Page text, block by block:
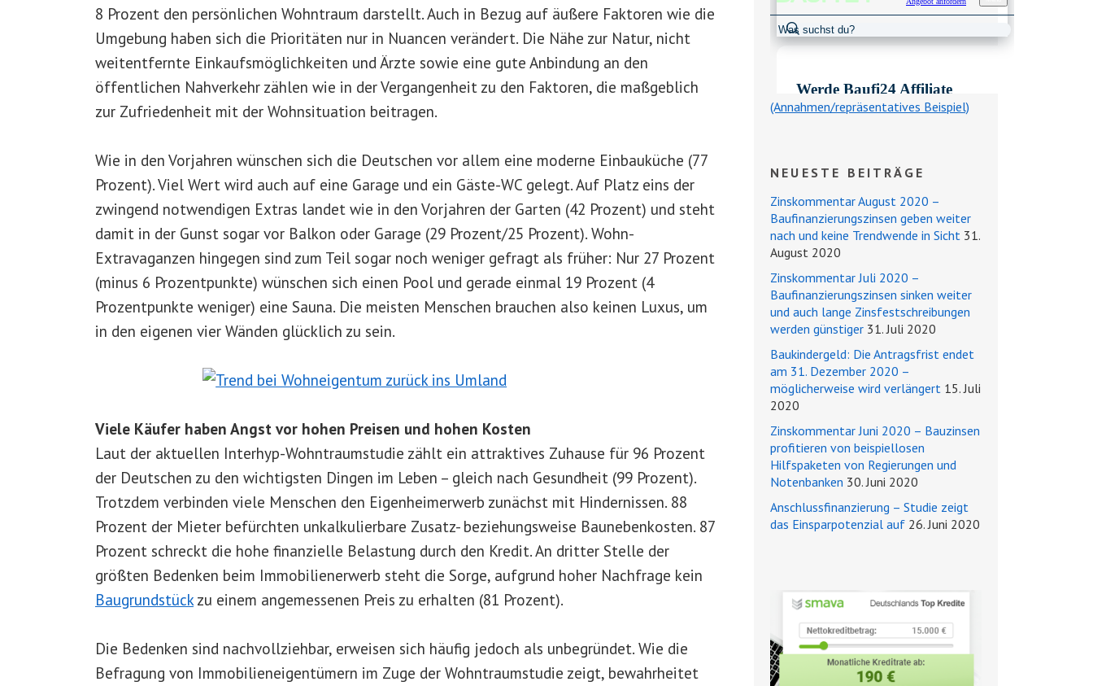
8 Prozent den persönlichen Wohntraum darstellt. Auch in Bezug auf äußere Faktoren wie die
Umgebung haben sich die Prioritäten nur in Nuancen verändert. Die Nähe zur Natur, nicht
weitentfernte Einkaufsmöglichkeiten und Ärzte sowie eine gute Anbindung an den
öffentlichen Nahverkehr zählen wie in der Vergangenheit zu den Faktoren, die maßgeblich
zur Zufriedenheit mit der Wohnsituation beitragen.
Wie in den Vorjahren wünschen sich die Deutschen vor allem eine moderne Einbauküche (77
Prozent). Viel Wert wird auch auf eine Garage und ein Gäste-WC gelegt. Auf Platz eins der
zwingend notwendigen Extras landet wie in den Vorjahren der Garten (42 Prozent) und steht
damit in der Gunst sogar vor Balkon oder Garage (29 Prozent/25 Prozent). Wohn-
Extravaganzen hingegen sind zum Teil sogar noch weniger gefragt als früher: Nur 27 Prozent
(minus 6 Prozentpunkte) wünschen sich einen Pool und gerade einmal 19 Prozent (4
Prozentpunkte weniger) eine Sauna. Die meisten Menschen brauchen also keinen Luxus, um
in den eigenen vier Wänden glücklich zu sein.
Viele Käufer haben Angst vor hohen Preisen und hohen Kosten
Laut der aktuellen Interhyp-Wohntraumstudie zählt ein attraktives Zuhause für 96 Prozent
der Deutschen zu den wichtigsten Dingen im Leben – gleich nach Gesundheit (99 Prozent).
Trotzdem verbinden viele Menschen den Eigenheimerwerb zunächst mit Hindernissen. 88
Prozent der Mieter befürchten unkalkulierbare Zusatz- beziehungsweise Baunebenkosten. 87
Prozent schreckt die hohe finanzielle Belastung durch den Kredit. An dritter Stelle der
größten Bedenken beim Immobilienerwerb steht die Sorge, aufgrund hoher Nachfrage kein
Baugrundstückzu einem angemessenen Preis zu erhalten (81 Prozent).
Die Bedenken sind nachvollziehbar, erweisen sich häufig jedoch als unbegründet. Wie die
Befragung von Immobilieneigentümern im Zuge der Wohntraumstudie zeigt, bewahrheitet
(Annahmen/repräsentatives Beispiel)
NEUESTE BEITRÄGE
Zinskommentar August 2020 –
Baufinanzierungszinsen geben weiter
nach und keine Trendwende in Sicht 31.
August 2020
Zinskommentar Juli 2020 –
Baufinanzierungszinsen sinken weiter
und auch lange Zinsfestschreibungen
werden günstiger 31. Juli 2020
Baukindergeld: Die Antragsfrist endet
am 31. Dezember 2020 –
möglicherweise wird verlängert 15. Juli
2020
Zinskommentar Juni 2020 – Bauzinsen
profitieren von beispiellosen
Hilfspaketen von Regierungen und
Notenbanken 30. Juni 2020
Anschlussfinanzierung – Studie zeigt
das Einsparpotenzial auf 26. Juni 2020